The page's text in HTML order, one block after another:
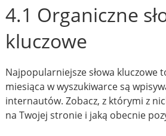
4.1 Organiczne
kluczowe
Najpopularniejsze słowa kluczowe
miesiąca w wyszukiwarce są
internautów. Zobacz, z którymi z
na Twojej stronie i jaką obecnie